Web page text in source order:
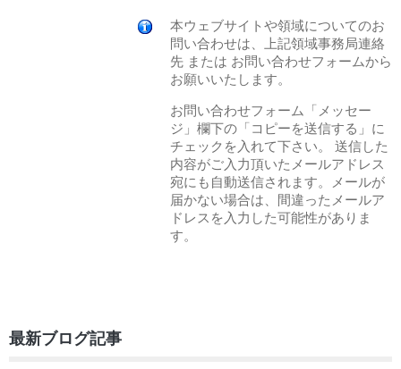
本ウェブサイトや領域についてのお
問い合わせは、上記領域事務局連絡
先 または お問い合わせフォームから
お願いいたします。
お問い合わせフォーム「メッセー
ジ」欄下の「コピーを送信する」に
チェックを入れて下さい。 送信した
内容がご入力頂いたメールアドレス
宛にも自動送信されます。メールが
届かない場合は、間違ったメールア
ドレスを入力した可能性がありま
す。
最新ブログ記事